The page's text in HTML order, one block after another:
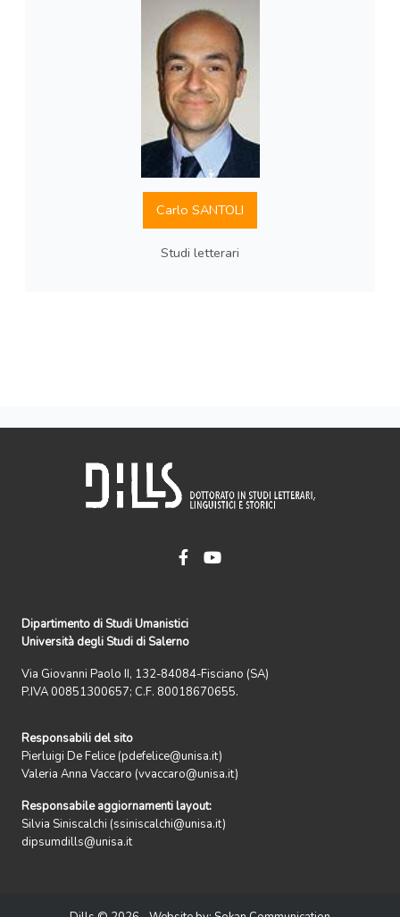
Carlo SANTOLI
Studi letterari
Dipartimento di Studi Umanistici
Università degli Studi di Salerno
Via Giovanni Paolo II, 132-84084-Fisciano (SA)
P.IVA 00851300657; C.F. 80018670655.
Responsabili del sito
Pierluigi De Felice (pdefelice@unisa.it)
Valeria Anna Vaccaro (vvaccaro@unisa.it)
Responsabile aggiornamenti layout:
Silvia Siniscalchi (ssiniscalchi@unisa.it)
dipsumdills@unisa.it